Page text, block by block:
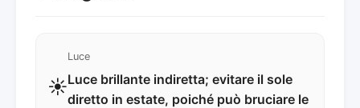
☀️
Luce
Luce brillante indiretta; evitare il sole
diretto in estate, poiché può bruciare le